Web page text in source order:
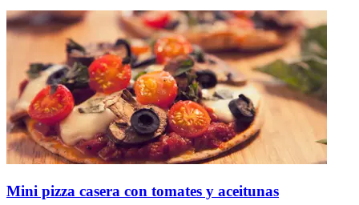
Mini pizza casera con tomates y aceitunas